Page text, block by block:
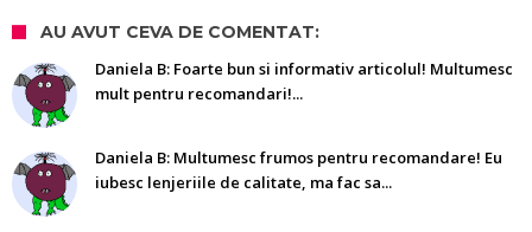
AU AVUT CEVA DE COMENTAT:
Daniela B: Foarte bun si informativ articolul! Multumesc
mult pentru recomandari!...
Daniela B: Multumesc frumos pentru recomandare! Eu
iubesc lenjeriile de calitate, ma fac sa...